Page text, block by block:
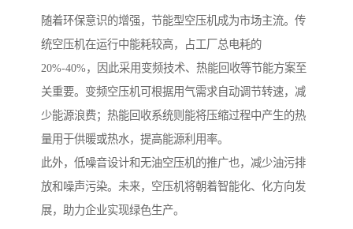
随着环保意识的增强，节能型空压机成为市场主流。传
统空压机在运行中能耗较高，占工厂总电耗的
20%-40%，因此采用变频技术、热能回收等节能方案至
关重要。变频空压机可根据用气需求自动调节转速，减
少能源浪费；热能回收系统则能将压缩过程中产生的热
量用于供暖或热水，提高能源利用率。
此外，低噪音设计和无油空压机的推广也，减少油污排
放和噪声污染。未来，空压机将朝着智能化、化方向发
展，助力企业实现绿色生产。